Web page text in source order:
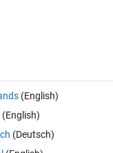
öffnen 0 Stimmen
(Gas Discharge Tube)
(English)
(English)
(Deutsch)